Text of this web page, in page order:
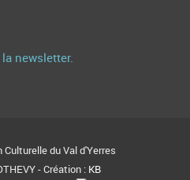
newsletter.
du Val d'Yerres
- Création : KB